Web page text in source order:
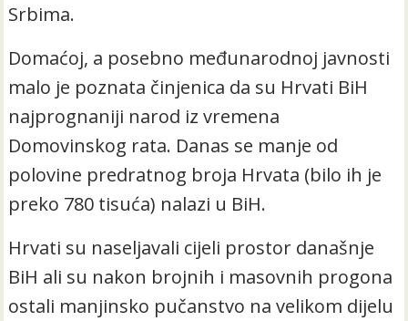
Srbima.
Domaćoj, a posebno međunarodnoj javnosti
malo je poznata činjenica da su Hrvati BiH
najprognaniji narod iz vremena
Domovinskog rata. Danas se manje od
polovine predratnog broja Hrvata (bilo ih je
preko 780 tisuća) nalazi u BiH.
Hrvati su naseljavali cijeli prostor današnje
BiH ali su nakon brojnih i masovnih progona
ostali manjinsko pučanstvo na velikom dijelu